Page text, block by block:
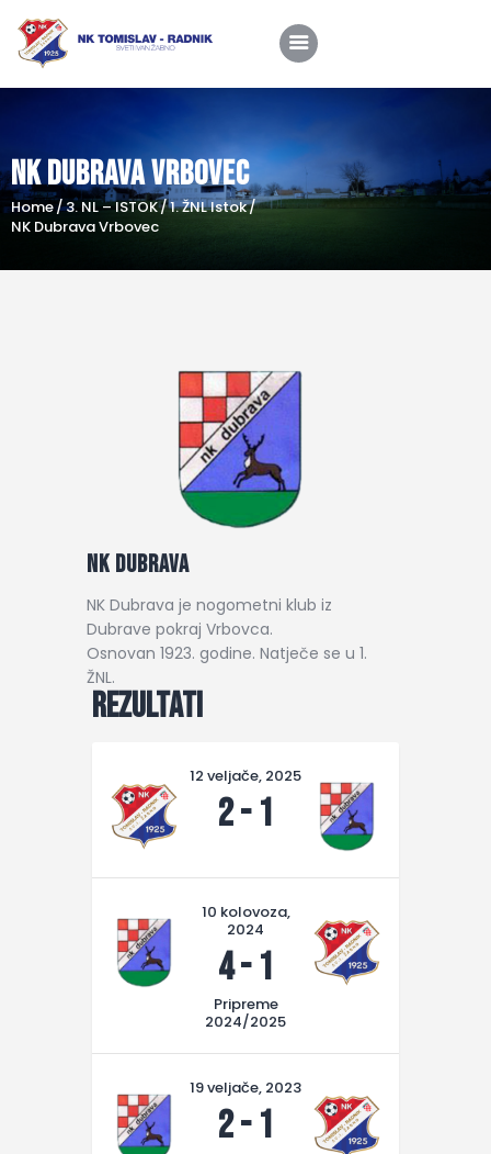
NK Dubrava Vrbovec
Home 3. NL – ISTOK 1. ŽNL Istok
NK Dubrava Vrbovec
Home
O nama
NK Dubrava
NK Dubrava je nogometni klub iz
Dubrave pokraj Vrbovca.
Osnovan 1923. godine. Natječe se u 1.
ŽNL.
Rezultati
12 veljače, 2025
2-1
10 kolovoza,
2024
4-1
Pripreme
2024/2025
19 veljače, 2023
2-1